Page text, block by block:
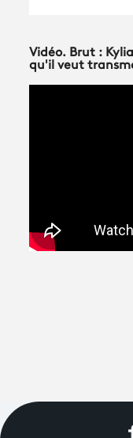
Vidéo. Brut :
qu'il veut